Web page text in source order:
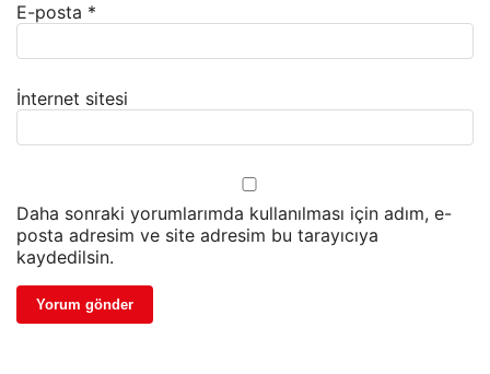
E-posta *
İnternet sitesi
Daha sonraki yorumlarımda kullanılması için adım, e-
posta adresim ve site adresim bu tarayıcıya
kaydedilsin.